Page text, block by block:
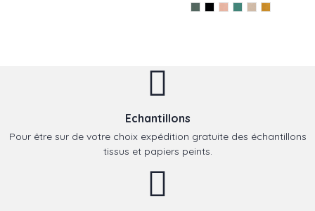
Echantillons
Pour être sur de votre choix expédition gratuite des échantillons
tissus et papiers peints.